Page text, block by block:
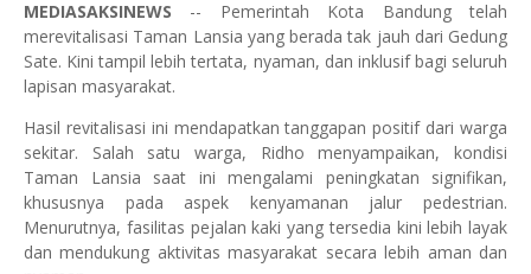
MEDIASAKSINEWS -- Pemerintah Kota Bandung telah
merevitalisasi Taman Lansia yang berada tak jauh dari Gedung
Sate. Kini tampil lebih tertata, nyaman, dan inklusif bagi seluruh
lapisan masyarakat.
Hasil revitalisasi ini mendapatkan tanggapan positif dari warga
sekitar. Salah satu warga, Ridho menyampaikan, kondisi
Taman Lansia saat ini mengalami peningkatan signifikan,
khususnya pada aspek kenyamanan jalur pedestrian.
Menurutnya, fasilitas pejalan kaki yang tersedia kini lebih layak
dan mendukung aktivitas masyarakat secara lebih aman dan